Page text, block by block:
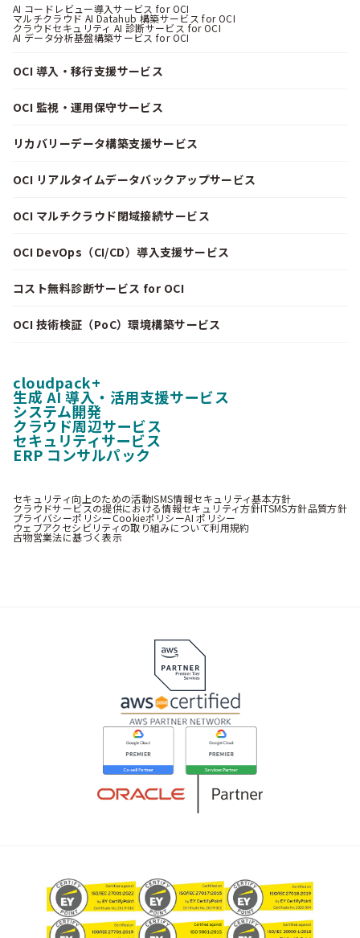
AI コードレビュー導入サービス for OCI
マルチクラウド AI Datahub 構築サービス for OCI
クラウドセキュリティ AI 診断サービス for OCI
AI データ分析基盤構築サービス for OCI
OCI 導入・移行支援サービス
OCI 監視・運用保守サービス
リカバリーデータ構築支援サービス
OCI リアルタイムデータバックアップサービス
OCI マルチクラウド閉域接続サービス
OCI DevOps（CI/CD）導入支援サービス
コスト無料診断サービス for OCI
OCI 技術検証（PoC）環境構築サービス
cloudpack+
生成 AI 導入・活用支援サービス
システム開発
クラウド周辺サービス
セキュリティサービス
ERP コンサルパック
セキュリティ向上のための活動ISMS情報セキュリティ基本方針
クラウドサービスの提供における情報セキュリティ方針ITSMS方針品質方針
プライバシーポリシーCookieポリシーAI ポリシー
ウェブアクセシビリティの取り組みについて利用規約
古物営業法に基づく表示